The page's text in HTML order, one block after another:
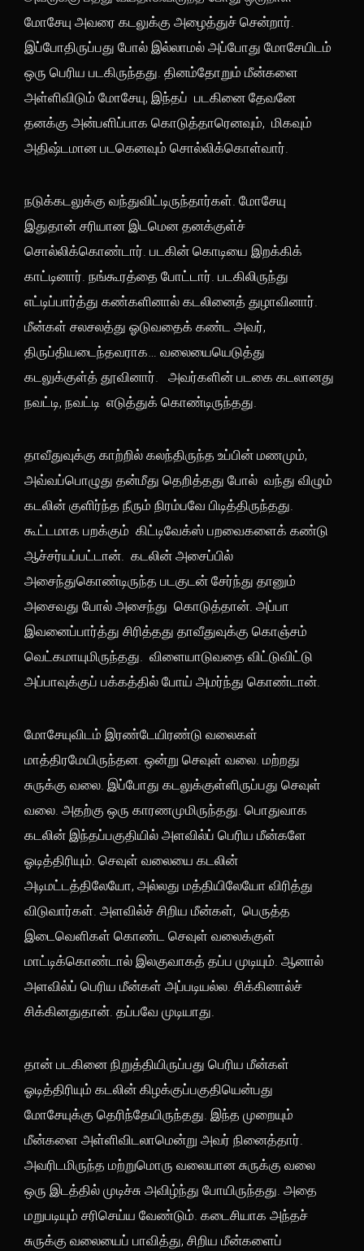
மோசேயு அவரை கடலுக்கு அழைத்துச் சென்றார்.
இப்போதிருப்பது போல் இல்லாமல் அப்போது மோசேயிடம்
ஒரு பெரிய படகிருந்தது. தினம்தோறும் மீன்களை
அள்ளிவிடும் மோசேயு, இந்தப் படகினை தேவனே
தனக்கு அன்பளிப்பாக கொடுத்தாரெனவும், மிகவும்
அதிஷ்டமான படகெனவும் சொல்லிக்கொள்வார்.
நடுக்கடலுக்கு வந்துவிட்டிருந்தார்கள். மோசேயு
இதுதான் சரியான இடமென தனக்குள்ச்
சொல்லிக்கொண்டார். படகின் கொடியை இறக்கிக்
காட்டினார். நங்கூரத்தை போட்டார். படகிலிருந்து
எட்டிப்பார்த்து கண்களினால் கடலினைத் துழாவினார்.
மீன்கள் சலசலத்து ஓடுவதைக் கண்ட அவர்,
திருப்தியடைந்தவராக… வலையையெடுத்து
கடலுக்குள்த் தூவினார். அவர்களின் படகை கடலானது
நவட்டி, நவட்டி எடுத்துக் கொண்டிருந்தது.
தாவீதுவுக்கு காற்றில் கலந்திருந்த உப்பின் மணமும்,
அவ்வப்பொழுது தன்மீது தெறித்தது போல் வந்து விழும்
கடலின் குளிர்ந்த நீரும் நிரம்பவே பிடித்திருந்தது.
கூட்டமாக பறக்கும் கிட்டிவேக்ஸ் பறவைகளைக் கண்டு
ஆச்சர்யப்பட்டான். கடலின் அசைப்பில்
அசைந்துகொண்டிருந்த படகுடன் சேர்ந்து தானும்
அசைவது போல் அசைந்து கொடுத்தான். அப்பா
இவனைப்பார்த்து சிரித்தது தாவீதுவுக்கு கொஞ்சம்
வெட்கமாயுமிருந்தது. விளையாடுவதை விட்டுவிட்டு
அப்பாவுக்குப் பக்கத்தில் போய் அமர்ந்து கொண்டான்.
மோசேயுவிடம் இரண்டேயிரண்டு வலைகள்
மாத்திரமேயிருந்தன. ஒன்று செவுள் வலை. மற்றது
சுருக்கு வலை. இப்போது கடலுக்குள்ளிருப்பது செவுள்
வலை. அதற்கு ஒரு காரணமுமிருந்தது. பொதுவாக
கடலின் இந்தப்பகுதியில் அளவில்ப் பெரிய மீன்களே
ஓடித்திரியும். செவுள் வலையை கடலின்
அடிமட்டத்திலேயோ, அல்லது மத்தியிலேயோ விரித்து
விடுவார்கள். அளவில்ச் சிறிய மீன்கள், பெருத்த
இடைவெளிகள் கொண்ட செவுள் வலைக்குள்
மாட்டிக்கொண்டால் இலகுவாகத் தப்ப முடியும். ஆனால்
அளவில்ப் பெரிய மீன்கள் அப்படியல்ல. சிக்கினால்ச்
சிக்கினதுதான். தப்பவே முடியாது.
தான் படகினை நிறுத்தியிருப்பது பெரிய மீன்கள்
ஓடித்திரியும் கடலின் கிழக்குப்பகுதியென்பது
மோசேயுக்கு தெரிந்தேயிருந்தது. இந்த முறையும்
மீன்களை அள்ளிவிடலாமென்று அவர் நினைத்தார்.
அவரிடமிருந்த மற்றுமொரு வலையான சுருக்கு வலை
ஒரு இடத்தில் முடிச்சு அவிழ்ந்து போயிருந்தது. அதை
மறுபடியும் சரிசெய்ய வேண்டும். கடைசியாக அந்தச்
சுருக்கு வலையைப் பாவித்து, சிறிய மீன்களைப்